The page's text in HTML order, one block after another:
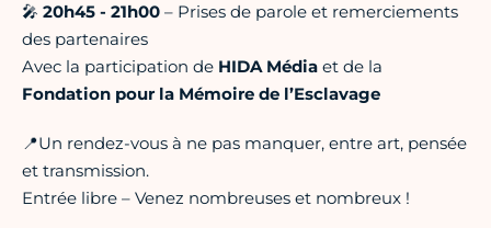
🎤 20h45 - 21h00 – Prises de parole et remerciements
des partenaires
Avec la participation de HIDA Média et de la
Fondation pour la Mémoire de l’Esclavage
📍Un rendez-vous à ne pas manquer, entre art, pensée
et transmission.
Entrée libre – Venez nombreuses et nombreux !